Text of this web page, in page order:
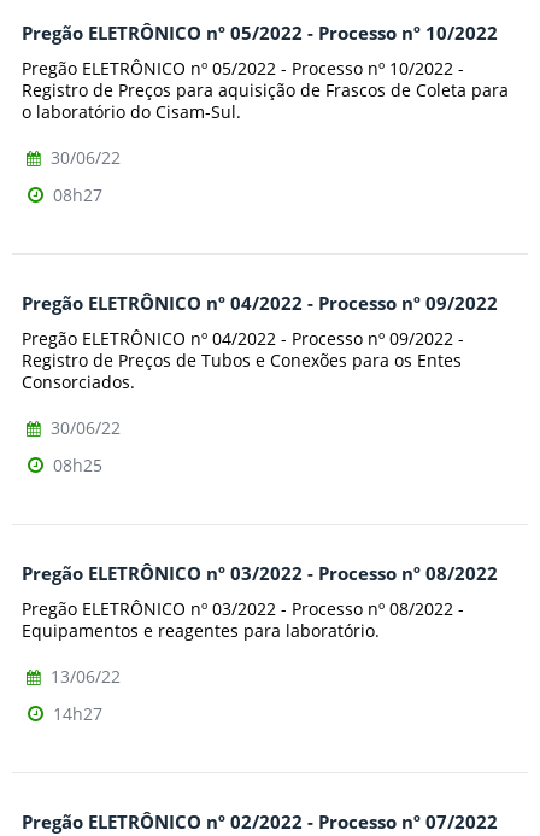
Pregão ELETRÔNICO nº 05/2022 - Processo nº 10/2022
Pregão ELETRÔNICO nº 05/2022 - Processo nº 10/2022 -
Registro de Preços para aquisição de Frascos de Coleta para
o laboratório do Cisam-Sul.
30/06/22
08h27
Pregão ELETRÔNICO nº 04/2022 - Processo nº 09/2022
Pregão ELETRÔNICO nº 04/2022 - Processo nº 09/2022 -
Registro de Preços de Tubos e Conexões para os Entes
Consorciados.
30/06/22
08h25
Pregão ELETRÔNICO nº 03/2022 - Processo nº 08/2022
Pregão ELETRÔNICO nº 03/2022 - Processo nº 08/2022 -
Equipamentos e reagentes para laboratório.
13/06/22
14h27
Pregão ELETRÔNICO nº 02/2022 - Processo nº 07/2022